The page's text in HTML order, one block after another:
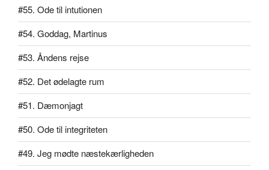
#55. Ode til intutionen
#54. Goddag, Martinus
#53. Åndens rejse
#52. Det ødelagte rum
#51. Dæmonjagt
#50. Ode til integriteten
#49. Jeg mødte næstekærligheden